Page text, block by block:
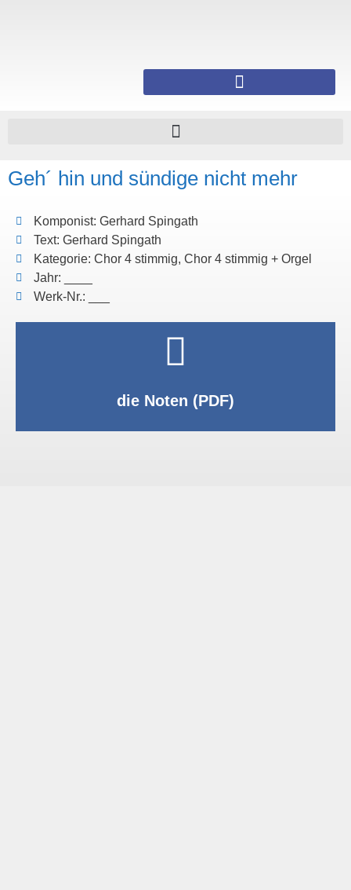
Geh´ hin und sündige nicht mehr
Komponist: Gerhard Spingath
Text: Gerhard Spingath
Kategorie: Chor 4 stimmig, Chor 4 stimmig + Orgel
Jahr: ____
Werk-Nr.: ___
die Noten (PDF)